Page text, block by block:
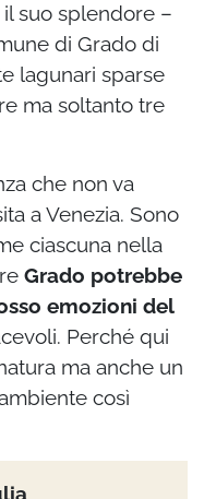
suo splendore –
di Grado di
lagunari sparse
ma soltanto tre
che non va
a Venezia. Sono
ciascuna nella
Grado potrebbe
emozioni del
Perché qui
ma anche un
così